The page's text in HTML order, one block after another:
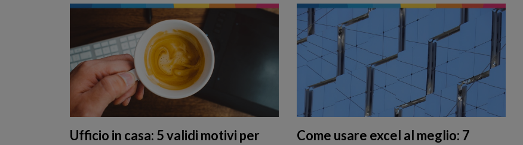
Ufficio in casa: 5 validi motivi per
Come usare excel al meglio: 7